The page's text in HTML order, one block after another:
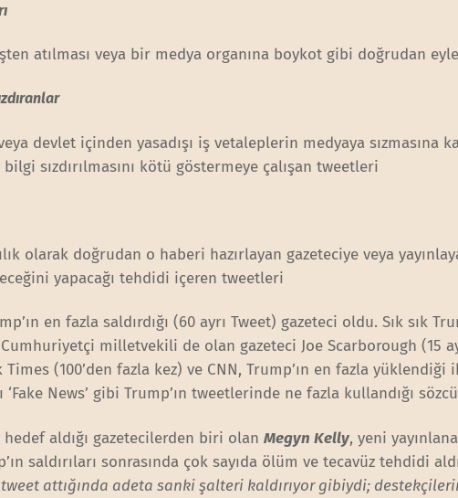
atılması veya bir medya organına boykot gibi doğrudan
devlet içinden yasadışı iş vetaleplerin medyaya sızmasına
bilgi sızdırılmasını kötü göstermeye çalışan tweetleri
olarak doğrudan o haberi hazırlayan gazeteciye veya
yapacağı tehdidi içeren tweetleri
en fazla saldırdığı (60 ayrı Tweet) gazeteci oldu. Sık sık
milletvekili de olan gazeteci Joe Scarborough (15
Times (100’den fazla kez) ve CNN, Trump’ın en fazla
‘Fake News’ gibi Trump’ın tweetlerinde ne fazla kullandığı
hedef aldığı gazetecilerden biri olanMegyn Kelly, yeni
saldırıları sonrasında çok sayıda ölüm ve tecavüz tehdidi
attığında adeta sanki şalteri kaldırıyor gibiydi;